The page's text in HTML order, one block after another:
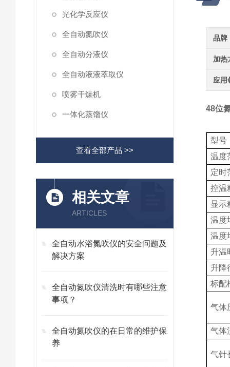
光化学反应仪
全自动氮吹仪
全自动分液仪
全自动液液萃取仪
喷雾干燥机
一体化蒸馏仪
查看全部产品 >>
相关文章
ARTICLES
全自动水浴氮吹仪的安全问题及
解决方案
全自动氮吹仪清洗时有哪些注意
事项？
全自动氮吹仪的在日常的维护保
养
品牌
加热
应用
48位
型号
温度
定时
控温
显示
温度
温度
升温
升降
标配
气体
气体
气针